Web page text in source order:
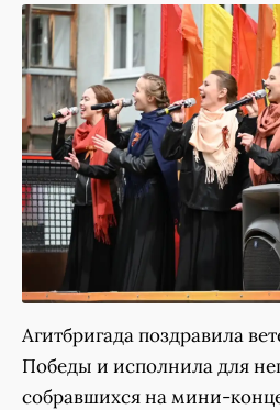
Агитбригада поздравила
Победы и исполнила для
собравшихся на мини-